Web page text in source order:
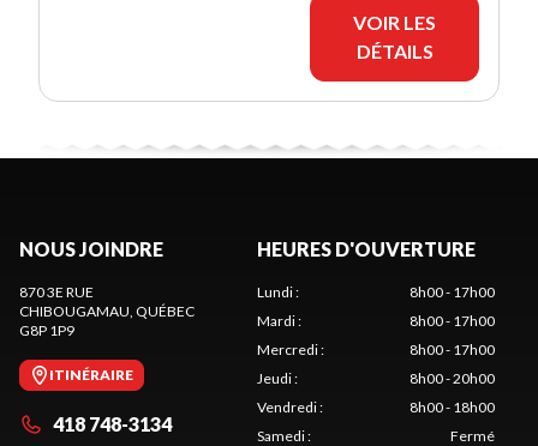
VOIR LES
DÉTAILS
NOUS JOINDRE
870 3E RUE
CHIBOUGAMAU , QUÉBEC
G8P 1P9
ITINÉRAIRE
418 748-3134
HEURES D'OUVERTURE
Lundi:
8h00 - 17h00
Mardi:
8h00 - 17h00
Mercredi:
8h00 - 17h00
Jeudi:
8h00 - 20h00
Vendredi:
8h00 - 18h00
Samedi:
Fermé